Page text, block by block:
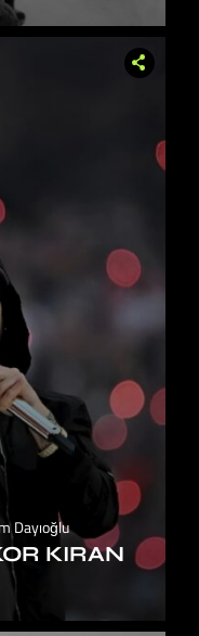
Dayıoğlu
KIRAN